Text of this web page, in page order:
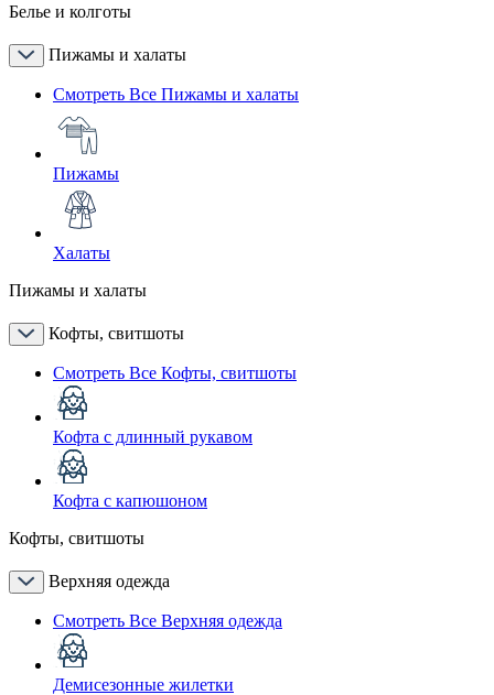
Белье и колготы
Пижамы и халаты
Смотреть Все Пижамы и халаты
Пижамы
Халаты
Пижамы и халаты
Кофты, свитшоты
Смотреть Все Кофты, свитшоты
Кофта с длинный рукавом
Кофта с капюшоном
Кофты, свитшоты
Верхняя одежда
Смотреть Все Верхняя одежда
Демисезонные жилетки